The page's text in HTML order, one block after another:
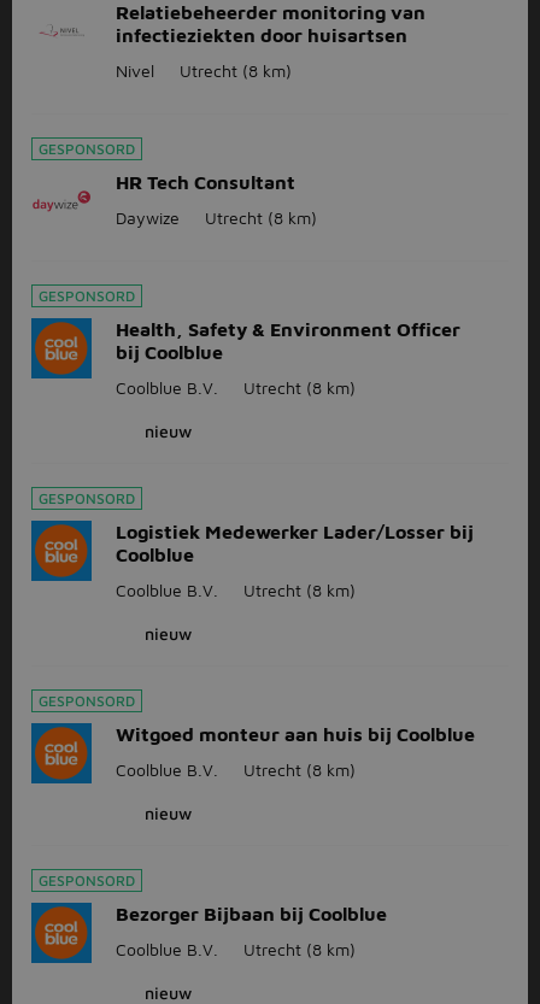
Relatiebeheerder monitoring van
infectieziekten door huisartsen
Nivel Utrecht (8 km)
GESPONSORD
HR Tech Consultant
Daywize Utrecht (8 km)
GESPONSORD
Health, Safety & Environment Officer
bij Coolblue
Coolblue B.V. Utrecht (8 km)
nieuw
GESPONSORD
Logistiek Medewerker Lader/Losser bij
Coolblue
Coolblue B.V. Utrecht (8 km)
nieuw
GESPONSORD
Witgoed monteur aan huis bij Coolblue
Coolblue B.V. Utrecht (8 km)
nieuw
GESPONSORD
Bezorger Bijbaan bij Coolblue
Coolblue B.V. Utrecht (8 km)
nieuw